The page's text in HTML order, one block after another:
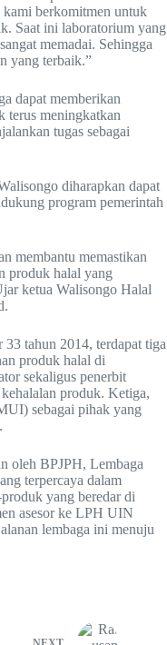
berkomitmen untuk
Saat ini laboratorium yang
memadai. Sehingga
yang terbaik.”
dapat memberikan
meningkatkan
tugas sebagai
diharapkan dapat
program pemerintah
membantu memastikan
produk halal yang
ketua Walisongo Halal
tahun 2014, terdapat tiga
produk halal di
sekaligus penerbit
produk. Ketiga,
sebagai pihak yang
oleh BPJPH, Lembaga
terpercaya dalam
yang beredar di
asesor ke LPH UIN
lembaga ini menuju